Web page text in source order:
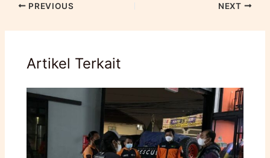
PREVIOUS NEXT
Artikel Terkait